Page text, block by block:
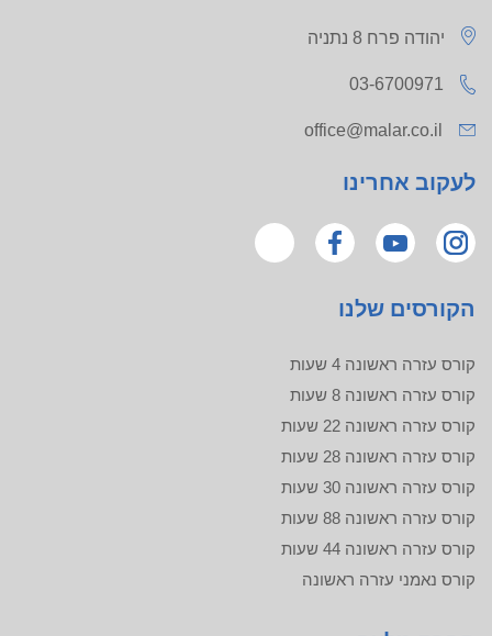
יהודה פרח 8 נתניה
03-6700971
office@malar.co.il
לעקוב אחרינו
הקורסים שלנו
קורס עזרה ראשונה 4 שעות
קורס עזרה ראשונה 8 שעות
קורס עזרה ראשונה 22 שעות
קורס עזרה ראשונה 28 שעות
קורס עזרה ראשונה 30 שעות
קורס עזרה ראשונה 88 שעות
קורס עזרה ראשונה 44 שעות
קורס נאמני עזרה ראשונה